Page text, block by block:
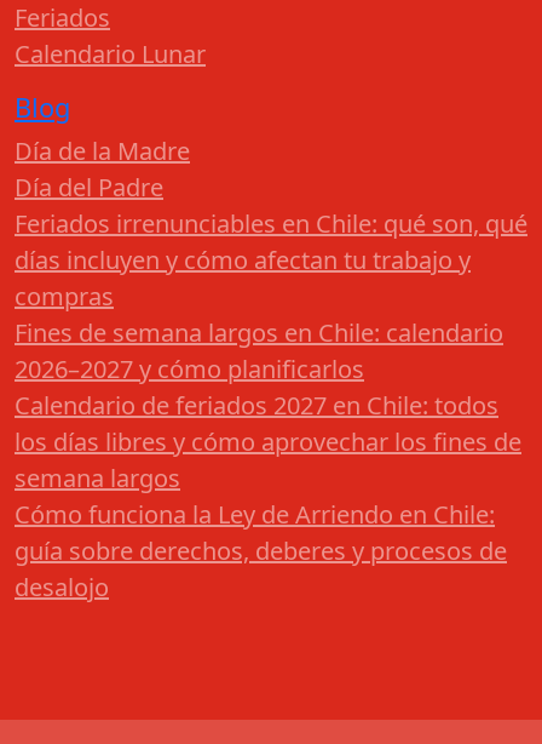
Feriados
Calendario Lunar
Blog
Día de la Madre
Día del Padre
Feriados irrenunciables en Chile: qué son, qué
días incluyen y cómo afectan tu trabajo y
compras
Fines de semana largos en Chile: calendario
2026–2027 y cómo planificarlos
Calendario de feriados 2027 en Chile: todos
los días libres y cómo aprovechar los fines de
semana largos
Cómo funciona la Ley de Arriendo en Chile:
guía sobre derechos, deberes y procesos de
desalojo